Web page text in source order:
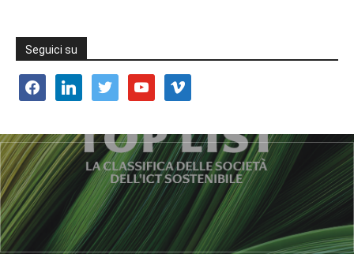
Seguici su
facebooklinkedin twitter youtube vimeo